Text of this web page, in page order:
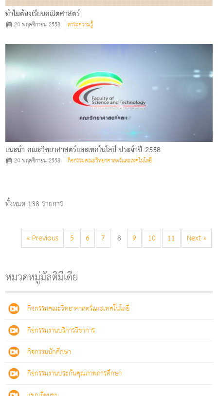
ทำไมต้องเรียนคณิตศาสตร์
24 พฤศจิกายน 2558 สาระความรู้
แนะนำ คณะวิทยาศาสตร์และเทคโนโลยี ประจำปี 2558
24 พฤศจิกายน 2558 กิจกรรมคณะวิทยาศาสตร์และเทคโนโลยี
ทั้งหมด 138 รายการ
« Previous 5 6 7 8 9 10 11 Next »
หมวดหมู่มัลติมีเดีย
กิจกรรมคณะวิทยาศาสตร์และเทคโนโลยี
กิจกรรมงานบริการวิชาการ
กิจกรรมนักศึกษา
กิจกรรมงานประกันคุณภาพการศึกษา